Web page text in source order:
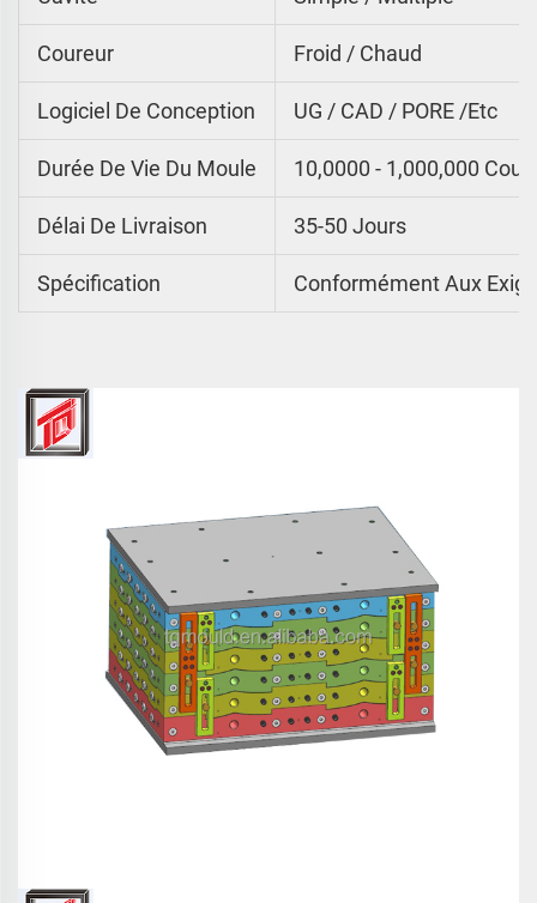
Coureur Froid / Chaud
Logiciel De Conception UG / CAD / PORE /etc
Durée De Vie Du Moule 10,0000 - 1,000,000
Délai De Livraison 35-50 Jours
Spécification Conformément Aux